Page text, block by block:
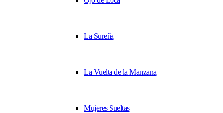
La Sureña
La Vuelta de la Manzana
Mujeres Sueltas